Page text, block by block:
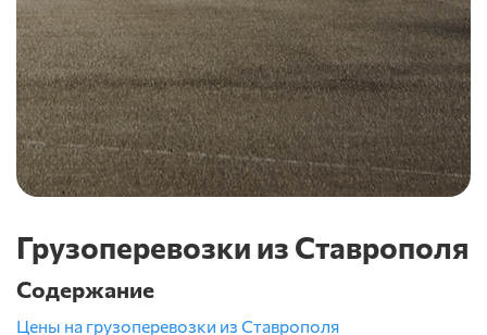
Грузоперевозки из Ставрополя
Содержание
Цены на грузоперевозки из Ставрополя